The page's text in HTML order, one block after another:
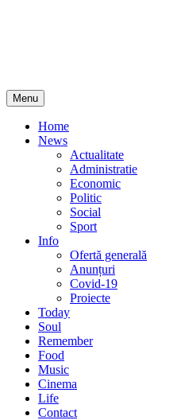
Menu Skip
to
content
Home
News
Actualitate
Administratie
Economic
Politic
Social
Sport
Info
Ofertă generală
Anunțuri
Covid-19
Proiecte
Today
Soul
Remember
Food
Music
Cinema
Life
Contact